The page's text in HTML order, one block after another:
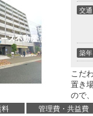
交通
築年
こだ
置き
ので
料 管理費・共益費